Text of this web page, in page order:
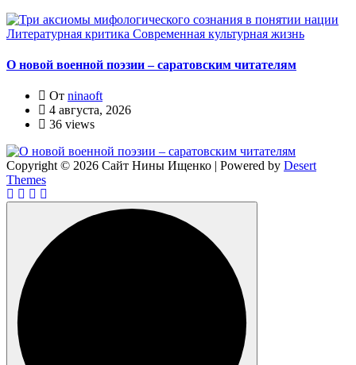
Литературная критика Современная культурная жизнь
О новой военной поэзии – саратовским читателям
От ninaoft
4 августа, 2026
36 views
Copyright © 2026 Сайт Нины Ищенко | Powered by Desert
Themes